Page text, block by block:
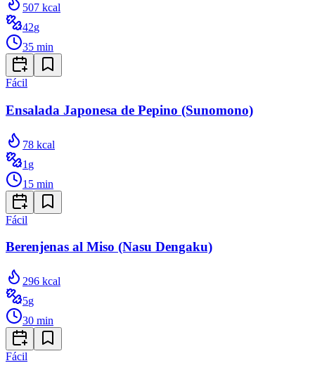
507 kcal
42g
35 min
Fácil
Ensalada Japonesa de Pepino (Sunomono)
78 kcal
1 g
15 min
Fácil
Berenjenas al Miso (Nasu Dengaku)
296 kcal
5g
30 min
Fácil